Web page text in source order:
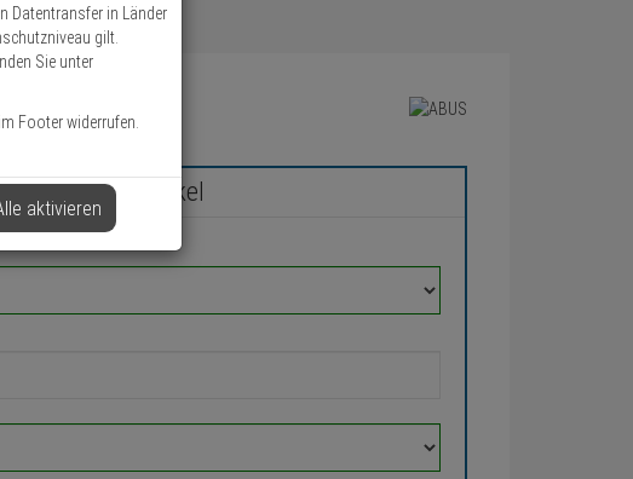
Artikel
Datentransfer in Länder
gilt.
Sie unter
Footer widerrufen.
aktivieren